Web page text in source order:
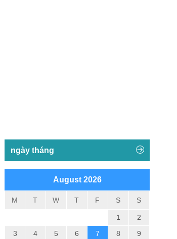
ngày tháng
August 2026
M T W T F S S
1
2
3
4 5 6 7 8 9